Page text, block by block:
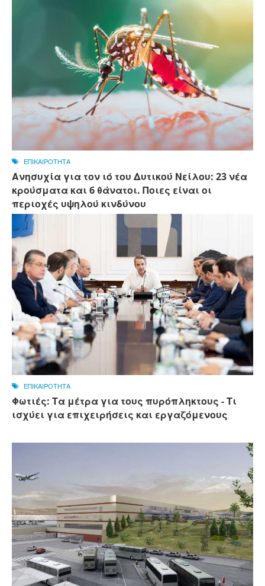
ΕΠΙΚΑΙΡΟΤΗΤΑ
Ανησυχία για τον ιό του Δυτικού Νείλου: 23 νέα
κρούσματα και 6 θάνατοι. Ποιες είναι οι
περιοχές υψηλού κινδύνου
ΕΠΙΚΑΙΡΟΤΗΤΑ
Φωτιές: Τα μέτρα για τους πυρόπληκτους - Τι
ισχύει για επιχειρήσεις και εργαζόμενους